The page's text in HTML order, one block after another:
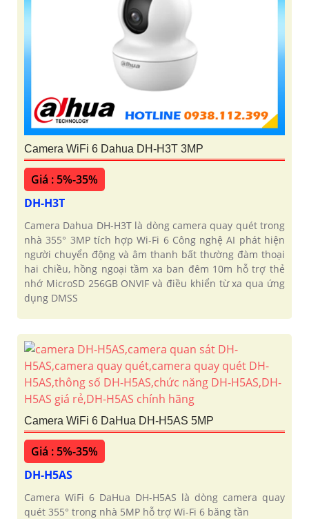
Camera WiFi 6 Dahua DH-H3T 3MP
Giá : 5%-35%
DH-H3T
Camera Dahua DH-H3T là dòng camera quay quét trong
nhà 355° 3MP tích hợp Wi-Fi 6 Công nghệ AI phát hiện
người chuyển động và âm thanh bất thường đàm thoại
hai chiều, hồng ngoại tầm xa ban đêm 10m hỗ trợ thẻ
nhớ MicroSD 256GB ONVIF và điều khiển từ xa qua ứng
dụng DMSS
Camera WiFi 6 DaHua DH-H5AS 5MP
Giá : 5%-35%
DH-H5AS
Camera WiFi 6 DaHua DH-H5AS là dòng camera quay
quét 355° trong nhà 5MP hỗ trợ Wi-Fi 6 băng tần